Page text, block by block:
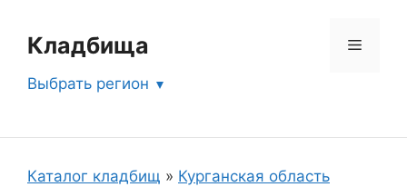
содержимому
Кладбища Меню
Выбрать регион
Каталог кладбищ » Курганская область